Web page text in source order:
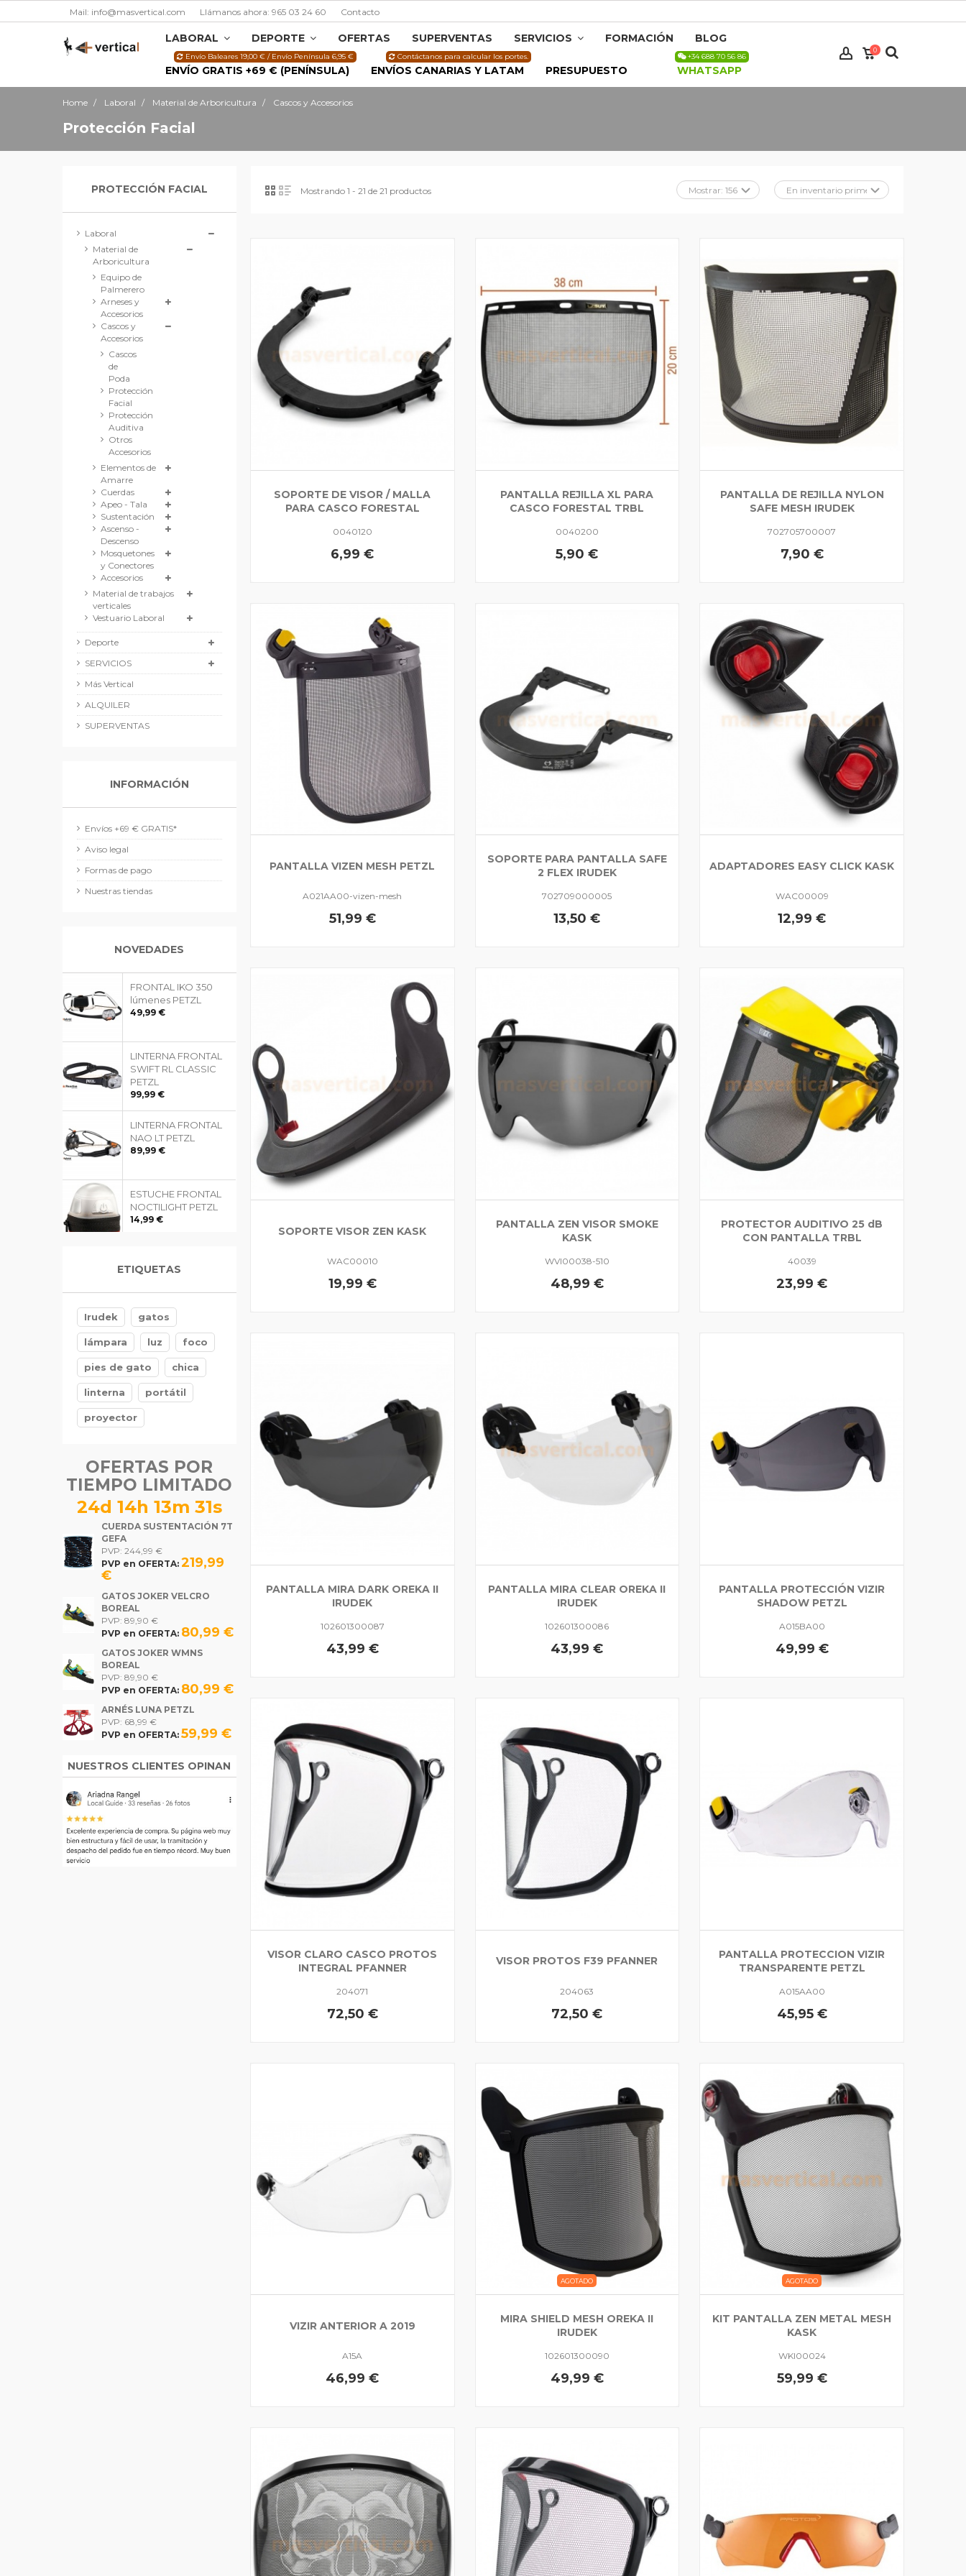
Mail: info@masvertical.com Llámanos ahora: 965 03 24 60 Contacto
LABORAL DEPORTE OFERTAS SUPERVENTAS SERVICIOS FORMACIÓN BLOG
ENVÍO GRATIS +69 € (PENÍNSULA)
Envío Baleares 19,00 € / Envío Península 6,95 €
WHATSAPP
+34 688 70 56 86
ENVÍOS CANARIAS Y LATAM
Contáctanos para calcular los portes.
PRESUPUESTO
0
Home Laboral Material de Arboricultura Cascos y Accesorios
Protección Facial
Mostrando 1 - 21 de 21 productos
SOPORTE DE VISOR / MALLA
PARA CASCO FORESTAL
0040120
6,99 €
PANTALLA REJILLA XL PARA
CASCO FORESTAL TRBL
0040200
5,90 €
PANTALLA DE REJILLA NYLON
SAFE MESH IRUDEK
702705700007
7,90 €
PANTALLA VIZEN MESH PETZL
A021AA00-vizen-mesh
51,99 €
SOPORTE PARA PANTALLA SAFE
2 FLEX IRUDEK
702709000005
13,50 €
ADAPTADORES EASY CLICK KASK
WAC00009
12,99 €
SOPORTE VISOR ZEN KASK
WAC00010
19,99 €
PANTALLA ZEN VISOR SMOKE
KASK
WVI00038-510
48,99 €
PROTECTOR AUDITIVO 25 dB
CON PANTALLA TRBL
40039
23,99 €
PANTALLA MIRA DARK OREKA II
IRUDEK
102601300087
43,99 €
PANTALLA MIRA CLEAR OREKA II
IRUDEK
102601300086
43,99 €
PANTALLA PROTECCIÓN VIZIR
SHADOW PETZL
A015BA00
49,99 €
VISOR CLARO CASCO PROTOS
INTEGRAL PFANNER
204071
72,50 €
VISOR PROTOS F39 PFANNER
204063
72,50 €
PANTALLA PROTECCION VIZIR
TRANSPARENTE PETZL
A015AA00
45,95 €
VIZIR ANTERIOR A 2019
A15A
46,99 €
AGOTADO
MIRA SHIELD MESH OREKA II
IRUDEK
102601300090
49,99 €
AGOTADO
KIT PANTALLA ZEN METAL MESH
KASK
WKI00024
59,99 €
PROTECCIÓN FACIAL
Laboral
Material de
Arboricultura
Equipo de
Palmerero
Arneses y
Accesorios
Cascos y
Accesorios
Cascos
de
Poda
Protección
Facial
Protección
Auditiva
Otros
Accesorios
Elementos de
Amarre
Cuerdas
Apeo - Tala
Sustentación
Ascenso -
Descenso
Mosquetones
y Conectores
Accesorios
Material de trabajos
verticales
Vestuario Laboral
Deporte
SERVICIOS
Más Vertical
ALQUILER
SUPERVENTAS
INFORMACIÓN
Envíos +69 € GRATIS*
Aviso legal
Formas de pago
Nuestras tiendas
NOVEDADES
FRONTAL IKO 350
lúmenes PETZL
49,99 €
LINTERNA FRONTAL
SWIFT RL CLASSIC
PETZL
99,99 €
LINTERNA FRONTAL
NAO LT PETZL
89,99 €
ESTUCHE FRONTAL
NOCTILIGHT PETZL
14,99 €
FORESTER'S
ETIQUETAS
Irudek gatos
lámpara luz foco
pies de gato chica
linterna portátil
proyector
OFERTAS POR
TIEMPO LIMITADO
24d 14h 13m 30s
CUERDA SUSTENTACIÓN 7T
GEFA
PVP: 244,99 €
PVP en OFERTA: 219,99
€
GATOS JOKER VELCRO
BOREAL
PVP: 89,90 €
PVP en OFERTA: 80,99 €
GATOS JOKER WMNS
BOREAL
PVP: 89,90 €
PVP en OFERTA: 80,99 €
ARNÉS LUNA PETZL
PVP: 68,99 €
PVP en OFERTA: 59,99 €
NUESTROS CLIENTES OPINAN